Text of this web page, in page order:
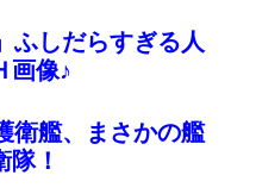
ふしだらすぎる人
画像♪
衛艦、まさかの艦
！